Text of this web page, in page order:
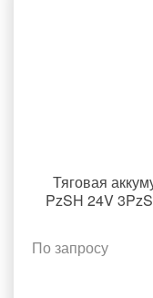
Тяговая
PzSH 24V
По запросу